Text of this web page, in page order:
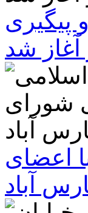
پیگیری
شد
اعضای
آباد